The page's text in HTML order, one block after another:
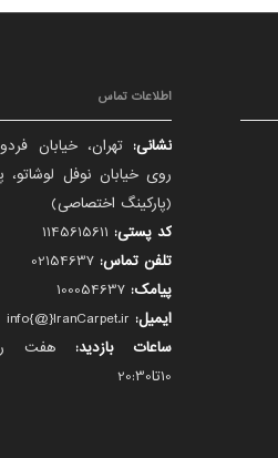
اطلاعات تماس
نشانی: تهران، خیابان
(پارکینگ اختصاصی)
کد پستی:
تلفن تماس:
پیامک:
ایمیل:
ساعات بازدید: هفت
10تا20:30